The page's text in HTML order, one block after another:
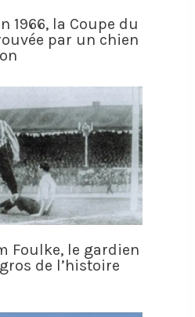
1966, la Coupe du
par un chien
Foulke, le gardien
de l’histoire